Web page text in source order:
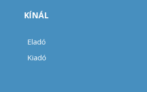
KÍNÁL
Eladó
Kiadó